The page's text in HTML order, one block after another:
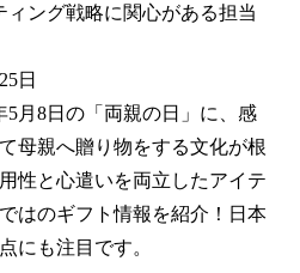
ィング戦略に関心がある担当
日
5月8日の「両親の日」に、感
母親へ贈り物をする文化が根
性と心遣いを両立したアイテ
はのギフト情報を紹介！日本
にも注目です。